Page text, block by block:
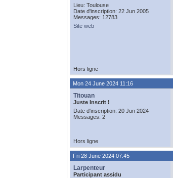
Lieu: Toulouse
Date d'inscription: 22 Jun 2005
Messages: 12783
Site web
Hors ligne
Mon 24 June 2024 11:16
Titouan
Juste Inscrit !
Date d'inscription: 20 Jun 2024
Messages: 2
Hors ligne
Fri 28 June 2024 07:45
Larpenteur
Participant assidu